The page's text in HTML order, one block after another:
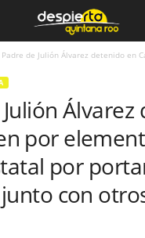
Padre de Julión Álvarez detenido en
por
por
con